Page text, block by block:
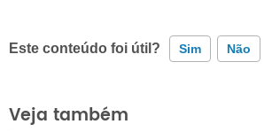
Este conteúdo foi útil? Sim Não
Este conteúdo contém informação incorreta
Veja também